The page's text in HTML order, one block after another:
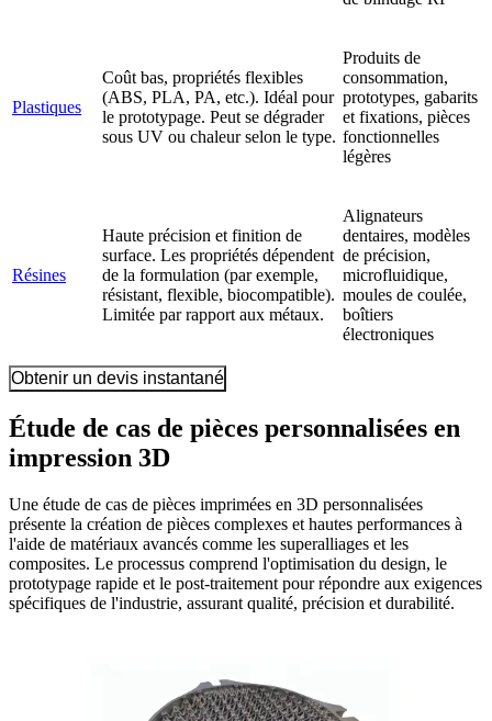
Plastiques
Coût bas, propriétés flexibles
(ABS, PLA, PA, etc.). Idéal pour
le prototypage. Peut se dégrader
sous UV ou chaleur selon le type.
Produits de
consommation,
prototypes, gabarits
et fixations, pièces
fonctionnelles
légères
Résines
Haute précision et finition de
surface. Les propriétés dépendent
de la formulation (par exemple,
résistant, flexible, biocompatible).
Limitée par rapport aux métaux.
Alignateurs
dentaires, modèles
de précision,
microfluidique,
moules de coulée,
boîtiers
électroniques
Obtenir un devis instantané
Étude de cas de pièces personnalisées en
impression 3D
Une étude de cas de pièces imprimées en 3D personnalisées
présente la création de pièces complexes et hautes performances à
l'aide de matériaux avancés comme les superalliages et les
composites. Le processus comprend l'optimisation du design, le
prototypage rapide et le post-traitement pour répondre aux exigences
spécifiques de l'industrie, assurant qualité, précision et durabilité.